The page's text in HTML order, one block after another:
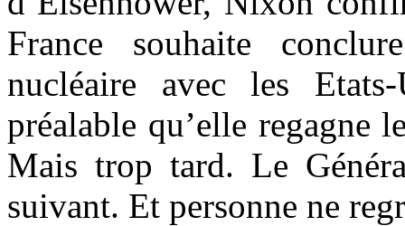
France souhaite
nucléaire avec les
préalable qu’elle regagne
Mais trop tard. Le
suivant. Et personne ne